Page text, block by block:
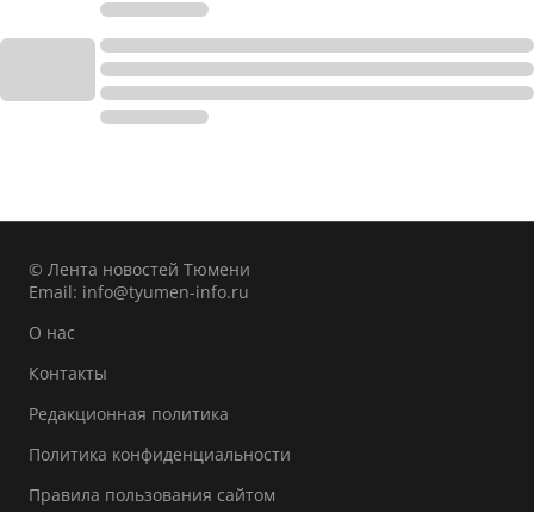
© Лента новостей Тюмени
Email: info@tyumen-info.ru
О нас
Контакты
Редакционная политика
Политика конфиденциальности
Правила пользования сайтом